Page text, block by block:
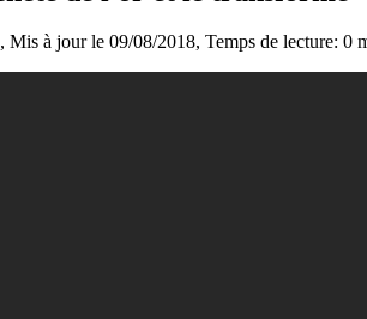
, Mis à jour le 09/08/2018, Temps de lecture: 0